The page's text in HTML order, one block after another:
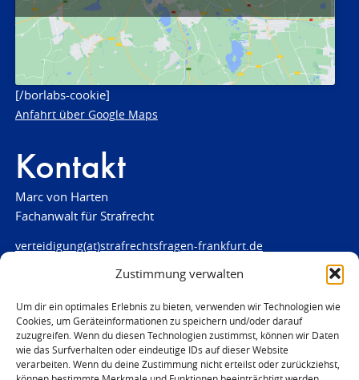
Zustimmung verwalten
Um dir ein optimales Erlebnis zu bieten, verwenden wir Technologien wie
Cookies, um Geräteinformationen zu speichern und/oder darauf
zuzugreifen. Wenn du diesen Technologien zustimmst, können wir Daten
wie das Surfverhalten oder eindeutige IDs auf dieser Website
verarbeiten. Wenn du deine Zustimmung nicht erteilst oder zurückziehst,
[/borlabs-cookie]
Anfahrt über Google Maps
Kontakt
Marc von Harten
Fachanwalt für Strafrecht
verteidigung(at)strafrechtsfragen-frankfurt.de
www.strafrechtsfragen-frankfurt.de
Louisenstraße 84
61348 Bad Homburg
Telefon:06172 - 66 28 00
Telefax: 06172 - 66 28 01